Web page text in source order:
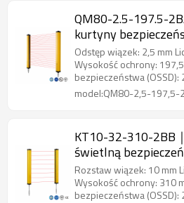
QM80-2.5-197.5-
kurtyny
bezpieczeństwa
Odstęp wiązek: 2,5 mm
Wysokość ochrony:
bezpieczeństwa (OSSD):
model:QM80-2,5-197,5-
KT10-32-310-2BB
świetlną
Rozstaw wiązek: 10 mm
Wysokość ochrony: 310
bezpieczeństwa (OSSD):